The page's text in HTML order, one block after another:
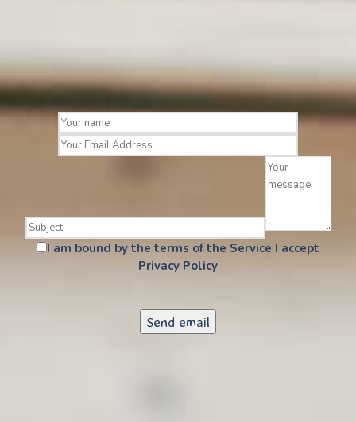
I am bound by the terms of the Service I accept
Privacy Policy